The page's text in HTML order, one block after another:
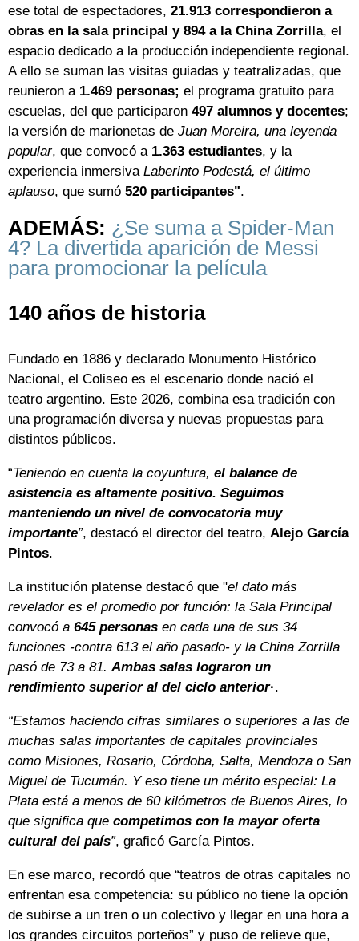
ese total de espectadores, 21.913 correspondieron a
obras en la sala principal y 894 a la China Zorrilla, el
espacio dedicado a la producción independiente regional.
A ello se suman las visitas guiadas y teatralizadas, que
reunieron a 1.469 personas; el programa gratuito para
escuelas, del que participaron 497 alumnos y docentes;
la versión de marionetas de Juan Moreira, una leyenda
popular, que convocó a 1.363 estudiantes, y la
experiencia inmersiva Laberinto Podestá, el último
aplauso, que sumó 520 participantes".
ADEMÁS: ¿Se suma a Spider-Man
4? La divertida aparición de Messi
para promocionar la película
140 años de historia
Fundado en 1886 y declarado Monumento Histórico
Nacional, el Coliseo es el escenario donde nació el
teatro argentino. Este 2026, combina esa tradición con
una programación diversa y nuevas propuestas para
distintos públicos.
“Teniendo en cuenta la coyuntura, el balance de
asistencia es altamente positivo. Seguimos
manteniendo un nivel de convocatoria muy
importante”, destacó el director del teatro, Alejo García
Pintos.
La institución platense destacó que "el dato más
revelador es el promedio por función: la Sala Principal
convocó a 645 personas en cada una de sus 34
funciones -contra 613 el año pasado- y la China Zorrilla
pasó de 73 a 81. Ambas salas lograron un
rendimiento superior al del ciclo anterior·.
“Estamos haciendo cifras similares o superiores a las de
muchas salas importantes de capitales provinciales
como Misiones, Rosario, Córdoba, Salta, Mendoza o San
Miguel de Tucumán. Y eso tiene un mérito especial: La
Plata está a menos de 60 kilómetros de Buenos Aires, lo
que significa que competimos con la mayor oferta
cultural del país”, graficó García Pintos.
En ese marco, recordó que “teatros de otras capitales no
enfrentan esa competencia: su público no tiene la opción
de subirse a un tren o un colectivo y llegar en una hora a
los grandes circuitos porteños” y puso de relieve que,